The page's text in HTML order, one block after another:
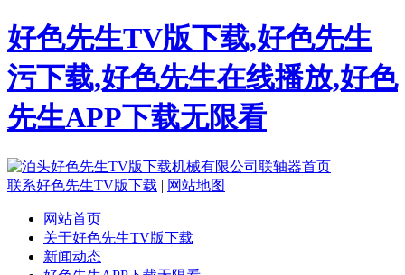
好色先生TV版下载,好色先生
污下载,好色先生在线播放,好色
先生APP下载无限看
联系好色先生TV版下载 | 网站地图
网站首页
关于好色先生TV版下载
新闻动态